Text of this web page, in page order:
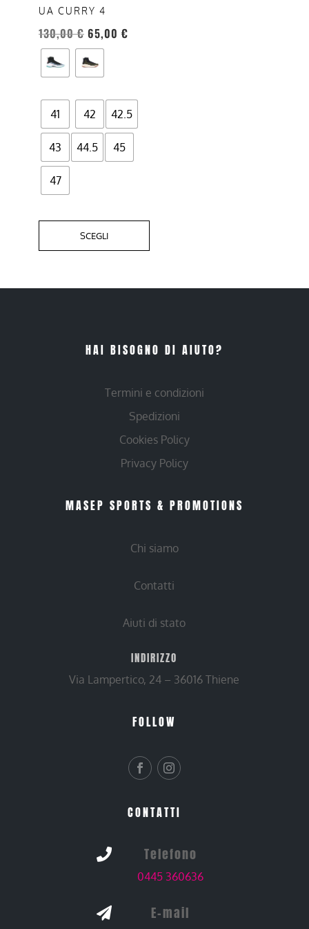
UA CURRY 4
130,00€ 65,00 €
41 42 42.5
43 44.5 45
47
SCEGLI
opzioni
essere
scelte
nella
del
prodotto
HAI BISOGNO DI AIUTO?
Termini e condizioni
Spedizioni
Cookies Policy
Privacy Policy
MASEP SPORTS & PROMOTIONS
Chi siamo
Contatti
Aiuti di stato
INDIRIZZO
Via Lampertico, 24 – 36016 Thiene
FOLLOW
CONTATTI
 Telefono
0445 360636
 E-mail